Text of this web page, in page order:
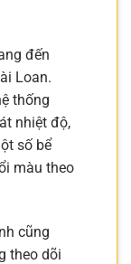
đến
Loan.
thống
nhiệt độ,
số bể
màu theo
cũng
theo dõi